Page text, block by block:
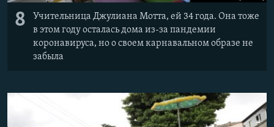
8
Учительница Джулиана Мотта, ей 34 года. Она тоже
в этом году осталась дома из-за пандемии
коронавируса, но о своем карнавальном образе не
забыла